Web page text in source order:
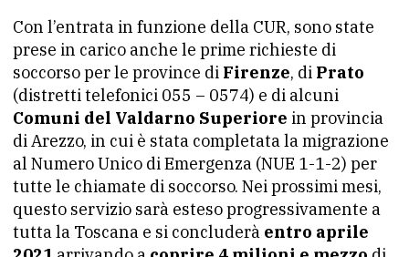
Con l’entrata in funzione della CUR, sono state
prese in carico anche le prime richieste di
soccorso per le province di Firenze, di Prato
(distretti telefonici 055 – 0574) e di alcuni
Comuni del Valdarno Superiore in provincia
di Arezzo, in cui è stata completata la migrazione
al Numero Unico di Emergenza (NUE 1-1-2) per
tutte le chiamate di soccorso. Nei prossimi mesi,
questo servizio sarà esteso progressivamente a
tutta la Toscana e si concluderà entro aprile